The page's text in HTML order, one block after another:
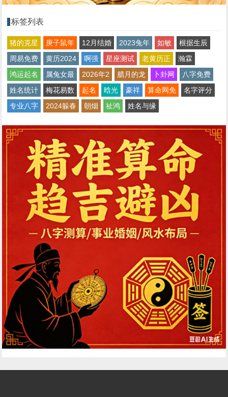
标签列表
猪的克星 庚子鼠年 12月结婚 2023兔年 如敏
根据生辰
周易免费
黄历2024 啊强 星座测试 老黄历正
瀚霖
鸿运起名
属兔女最 2026年2 腊月的龙 卜卦网
八字免费
姓名统计
梅花易数 起名 晗光 豪祥 算命网免
名字评分
专业八字
2024躲春 朝烟 祉鸿 姓名与缘